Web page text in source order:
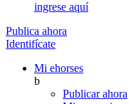
ingrese aquí
Publica ahora
Identifícate
Mi ehorses
b
Publicar ahora